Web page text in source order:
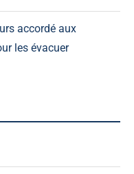
accordé aux
les évacuer